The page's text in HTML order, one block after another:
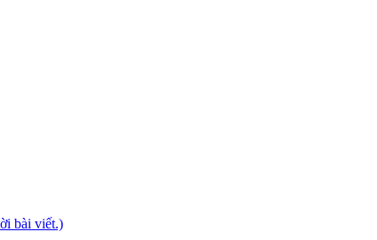
bài viết.)